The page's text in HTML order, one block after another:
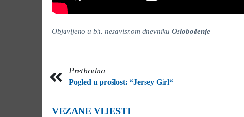
Objavljeno u bh. nezavisnom dnevniku Oslobođenje
Prethodna
Pogled u prošlost: “Jersey Girl“
VEZANE VIJESTI